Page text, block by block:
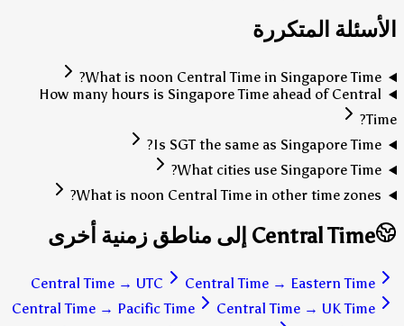
الأسئلة المتكررة
What is noon Central Time in Singapore Time?
How many hours is Singapore Time ahead of Central
Time?
Is SGT the same as Singapore Time?
What cities use Singapore Time?
What is noon Central Time in other time zones?
Central Time إلى مناطق زمنية أخرى
Central Time → UTC Central Time → Eastern Time
Central Time → Pacific Time Central Time → UK Time